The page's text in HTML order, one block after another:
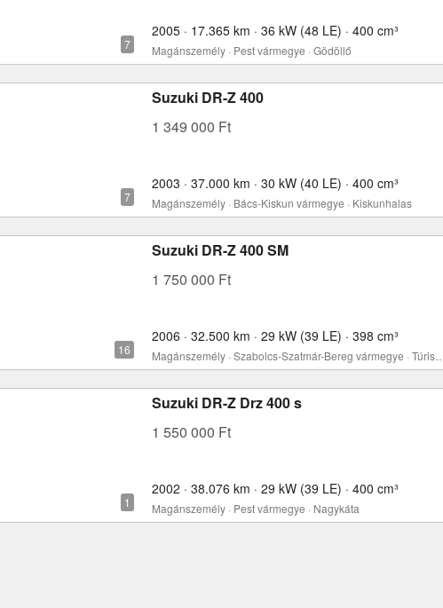
2005 · 17.365 km · 36 kW (48 LE) · 400 cm³
Magánszemély · Pest vármegye · Gödöllő
Suzuki DR-Z 400
1 349 000 Ft
2003 · 37.000 km · 30 kW (40 LE) · 400 cm³
Magánszemély · Bács-Kiskun vármegye · Kiskunhalas
Suzuki DR-Z 400 SM
1 750 000 Ft
2006 · 32.500 km · 29 kW (39 LE) · 398 cm³
Suzuki DR-Z Drz 400 s
1 550 000 Ft
2002 · 38.076 km · 29 kW (39 LE) · 400 cm³
Magánszemély · Pest vármegye · Nagykáta